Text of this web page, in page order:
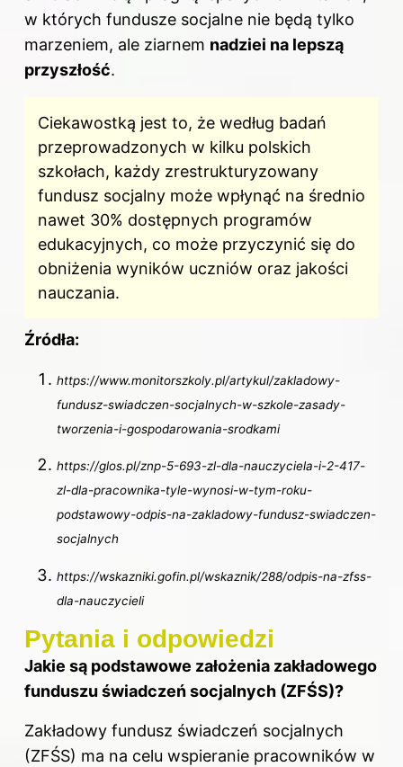
w których fundusze socjalne nie będą tylko
marzeniem, ale ziarnem nadziei na lepszą
przyszłość.
Ciekawostką jest to, że według badań
przeprowadzonych w kilku polskich
szkołach, każdy zrestrukturyzowany
fundusz socjalny może wpłynąć na średnio
nawet 30% dostępnych programów
edukacyjnych, co może przyczynić się do
obniżenia wyników uczniów oraz jakości
nauczania.
Źródła:
https://www.monitorszkoly.pl/artykul/zakladowy-
fundusz-swiadczen-socjalnych-w-szkole-zasady-
tworzenia-i-gospodarowania-srodkami
https://glos.pl/znp-5-693-zl-dla-nauczyciela-i-2-417-
zl-dla-pracownika-tyle-wynosi-w-tym-roku-
podstawowy-odpis-na-zakladowy-fundusz-swiadczen-
socjalnych
https://wskazniki.gofin.pl/wskaznik/288/odpis-na-zfss-
dla-nauczycieli
Pytania i odpowiedzi
Jakie są podstawowe założenia zakładowego
funduszu świadczeń socjalnych (ZFŚS)?
Zakładowy fundusz świadczeń socjalnych
(ZFŚS) ma na celu wspieranie pracowników w